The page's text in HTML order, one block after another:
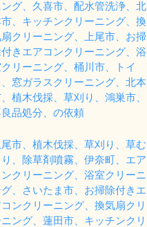
ング、久喜市、配水管洗浄、北
、キッチンクリーニング、換
クリーニング、上尾市、お掃
付きエアコンクリーニング、浴
リーニング、桶川市、トイ
、窓ガラスクリーニング、北本
植木伐採、草刈り、鴻巣市、
品処分、の依頼
尾市、植木伐採、草刈り、草む
り、除草剤噴霧、伊奈町、エア
ンクリーニング、浴室クリーニ
グ、さいたま市、お掃除付きエ
ンクリーニング、換気扇クリ
ング、蓮田市、キッチンクリ